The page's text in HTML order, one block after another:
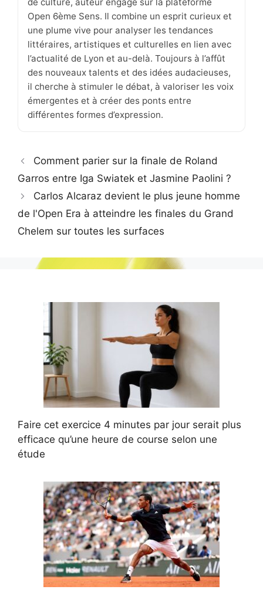
de culture, auteur engagé sur la plateforme
Open 6ème Sens. Il combine un esprit curieux et
une plume vive pour analyser les tendances
littéraires, artistiques et culturelles en lien avec
l’actualité de Lyon et au-delà. Toujours à l’affût
des nouveaux talents et des idées audacieuses,
il cherche à stimuler le débat, à valoriser les voix
émergentes et à créer des ponts entre
différentes formes d’expression.
Comment parier sur la finale de Roland
Garros entre Iga Swiatek et Jasmine Paolini ?
Carlos Alcaraz devient le plus jeune homme
de l'Open Era à atteindre les finales du Grand
Chelem sur toutes les surfaces
Faire cet exercice 4 minutes par jour serait plus
efficace qu’une heure de course selon une
étude